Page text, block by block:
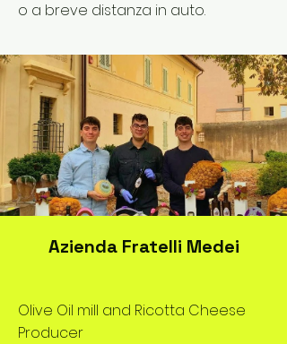
o a breve distanza in auto.
Azienda Fratelli Medei
Olive Oil mill and Ricotta Cheese
Producer